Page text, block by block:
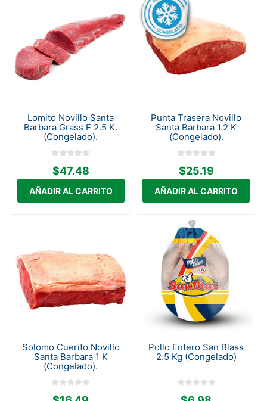
Lomito Novillo Santa
Barbara Grass F 2.5 K.
(Congelado).
$47.48
Punta Trasera Novillo
Santa Barbara 1.2 K
(Congelado).
$25.19
Solomo Cuerito Novillo
Santa Barbara 1 K
(Congelado).
Pollo Entero San Blass
2.5 Kg (Congelado)